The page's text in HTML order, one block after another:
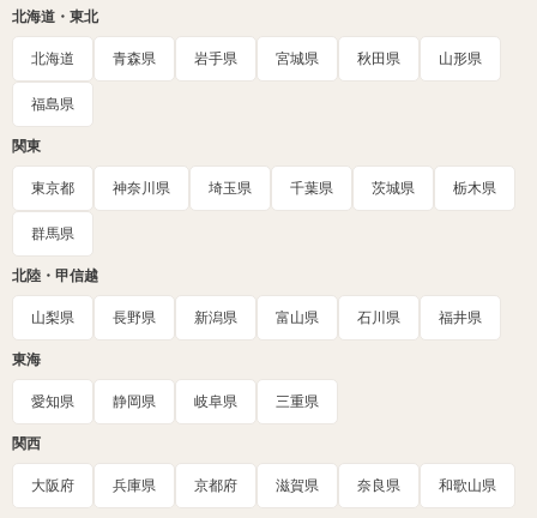
北海道・東北
北海道 青森県 岩手県 宮城県 秋田県 山形県
福島県
関東
東京都 神奈川県 埼玉県 千葉県 茨城県 栃木県
群馬県
北陸・甲信越
山梨県 長野県 新潟県 富山県 石川県 福井県
東海
愛知県 静岡県 岐阜県 三重県
関西
大阪府 兵庫県 京都府 滋賀県 奈良県 和歌山県